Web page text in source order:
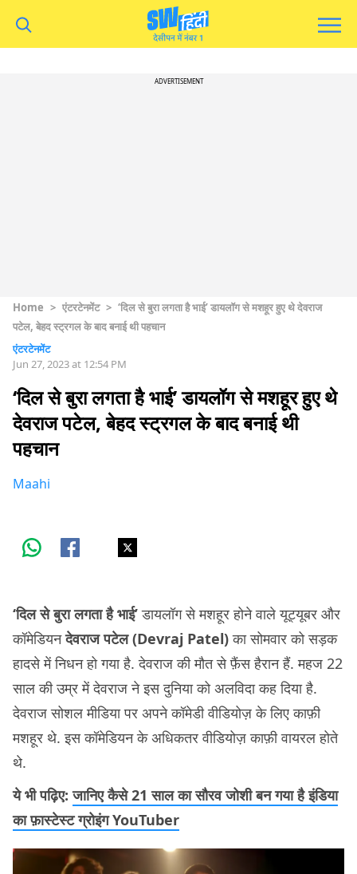
ADVERTISEMENT
Home > एंटरटेनमेंट > ‘दिल से बुरा लगता है भाई’ डायलॉग से मशहूर हुए थे देवराज
पटेल, बेहद स्ट्रगल के बाद बनाई थी पहचान
एंटरटेनमेंट
Jun 27, 2023 at 12:54 PM
‘दिल से बुरा लगता है भाई’ डायलॉग से मशहूर हुए थे
देवराज पटेल, बेहद स्ट्रगल के बाद बनाई थी
पहचान
Maahi
‘दिल से बुरा लगता है भाई’डायलॉग से मशहूर होने वाले यूट्यूबर और
कॉमेडियनदेवराज पटेल (Devraj Patel)का सोमवार को सड़क
हादसे में निधन हो गया है. देवराज की मौत से फ़ैंस हैरान हैं. महज 22
साल की उम्र में देवराज ने इस दुनिया को अलविदा कह दिया है.
देवराज सोशल मीडिया पर अपने कॉमेडी वीडियोज़ के लिए काफ़ी
मशहूर थे. इस कॉमेडियन के अधिकतर वीडियोज़ काफ़ी वायरल होते
थे.
ये भी पढ़िए:जानिए कैसे 21 साल का सौरव जोशी बन गया है इंडिया
का फ़ास्टेस्ट ग्रोइंग YouTuber